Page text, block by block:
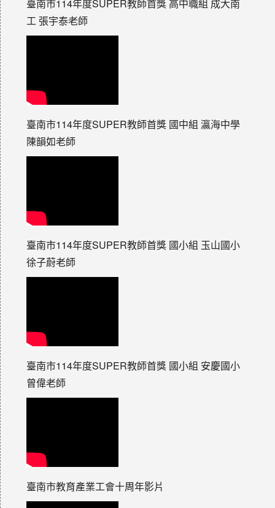
臺南市114年度SUPER教師首獎 高中職組 成大南
工 張宇泰老師
臺南市114年度SUPER教師首獎 國中組 瀛海中學
陳韻如老師
臺南市114年度SUPER教師首獎 國小組 玉山國小
徐子蔚老師
臺南市114年度SUPER教師首獎 國小組 安慶國小
曾偉老師
臺南市教育產業工會十周年影片